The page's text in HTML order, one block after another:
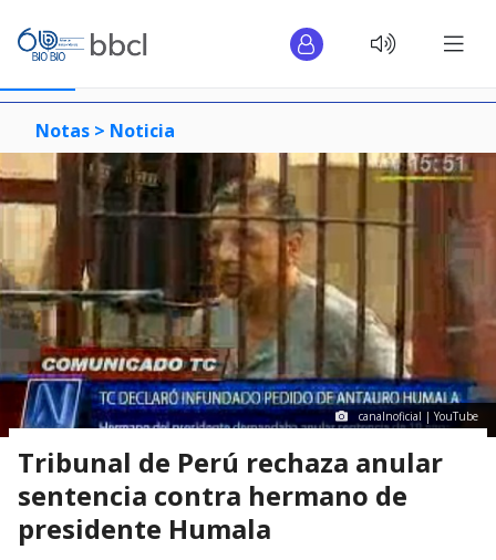
Notas > Noticia
canalnoficial | YouTube
Tribunal de Perú rechaza anular
sentencia contra hermano de
presidente Humala